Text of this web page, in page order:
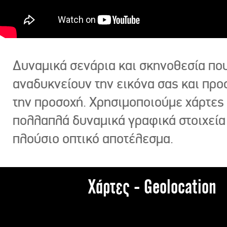
Δυναμικά σενάρια και σκηνοθεσία
αναδυκνείουν την εικόνα σας και
την προσοχή. Χρησιμοποιούμε χάρτες
πολλαπλά δυναμικά γραφικά στοιχεία
πλούσιο οπτικό αποτέλεσμα.
Χάρτες - Geolocation